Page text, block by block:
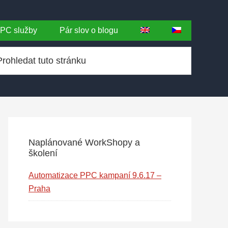
služby Pár slov o blogu
Sidebar
Naplánované WorkShopy a
školení
Automatizace PPC kampaní 9.6.17 –
Praha